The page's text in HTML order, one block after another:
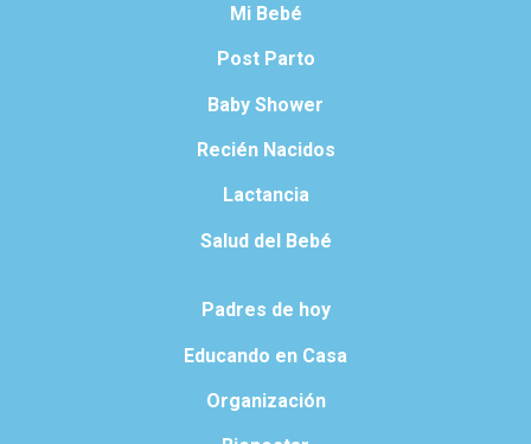
Mi Bebé
Post Parto
Baby Shower
Recién Nacidos
Lactancia
Salud del Bebé
Padres de hoy
Educando en Casa
Organización